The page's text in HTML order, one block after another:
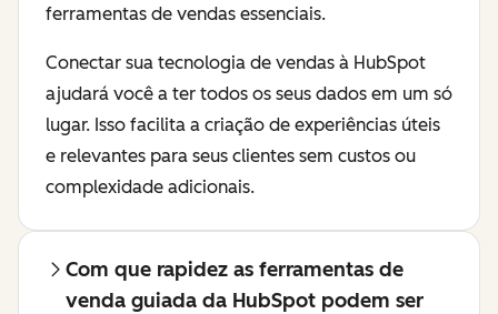
ferramentas de vendas essenciais.
Conectar sua tecnologia de vendas à HubSpot
ajudará você a ter todos os seus dados em um só
lugar. Isso facilita a criação de experiências úteis
e relevantes para seus clientes sem custos ou
complexidade adicionais.
Com que rapidez as ferramentas de
venda guiada da HubSpot podem ser